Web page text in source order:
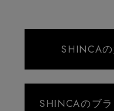
SHINCA
SHINCAのブ